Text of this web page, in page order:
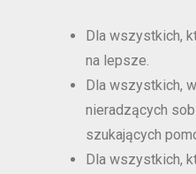
Dla wszystkich,
na lepsze.
Dla wszystkich,
nieradzących
szukających
Dla wszystkich,